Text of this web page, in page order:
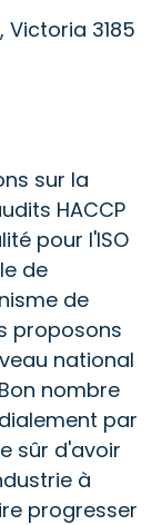
Victoria 3185
sur la
HACCP
pour l'ISO
de
de
proposons
national
nombre
par
sûr d'avoir
à
progresser